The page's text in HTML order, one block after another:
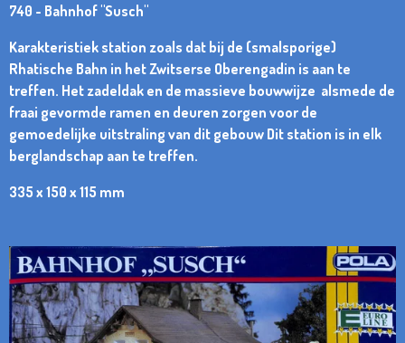
740 - Bahnhof "Susch"
Karakteristiek station zoals dat bij de (smalsporige)
Rhatische Bahn in het Zwitserse Oberengadin is aan te
treffen. Het zadeldak en de massieve bouwwijze alsmede de
fraai gevormde ramen en deuren zorgen voor de
gemoedelijke uitstraling van dit gebouw Dit station is in elk
berglandschap aan te treffen.
335 x 150 x 115 mm